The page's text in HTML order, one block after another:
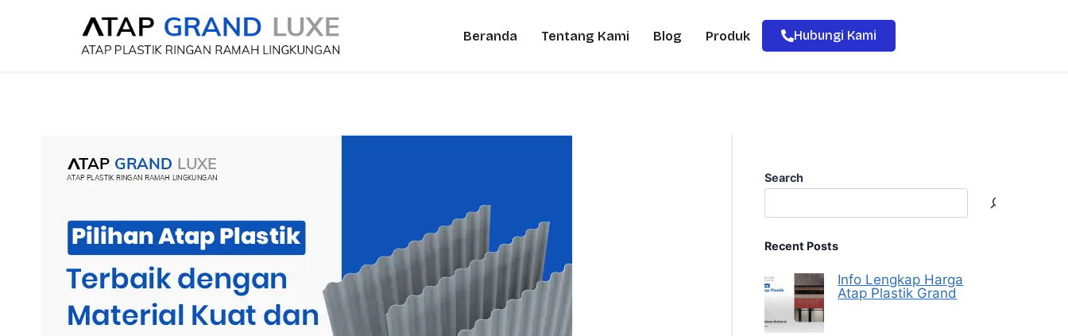
Beranda Tentang Kami Blog Produk Hubungi Kami
Search
Recent Posts
Info Lengkap Harga
Atap Plastik Grand